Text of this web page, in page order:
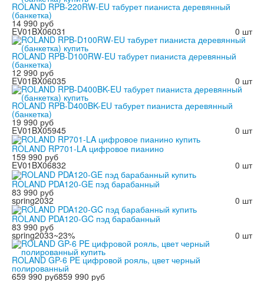
ROLAND RPB-220RW-EU табурет пианиста деревянный
(банкетка)
14 990 руб
0 шт
EV01BX06031
ROLAND RPB-D100RW-EU табурет пианиста деревянный
(банкетка)
12 990 руб
0 шт
EV01BX06035
ROLAND RPB-D400BK-EU табурет пианиста деревянный
(банкетка)
19 990 руб
0 шт
EV01BX05945
ROLAND RP701-LA цифровое пианино
159 990 руб
0 шт
EV01BX06832
ROLAND PDA120-GE пэд барабанный
83 990 руб
0 шт
spring2032
ROLAND PDA120-GC пэд барабанный
83 990 руб
0 шт
spring2033~23%
ROLAND GP-6 PE цифровой рояль, цвет черный
полированный
659 990 руб859 990 руб